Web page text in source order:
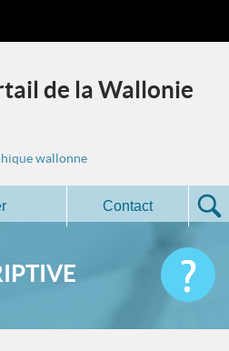
de la Wallonie
wallonne
Contact